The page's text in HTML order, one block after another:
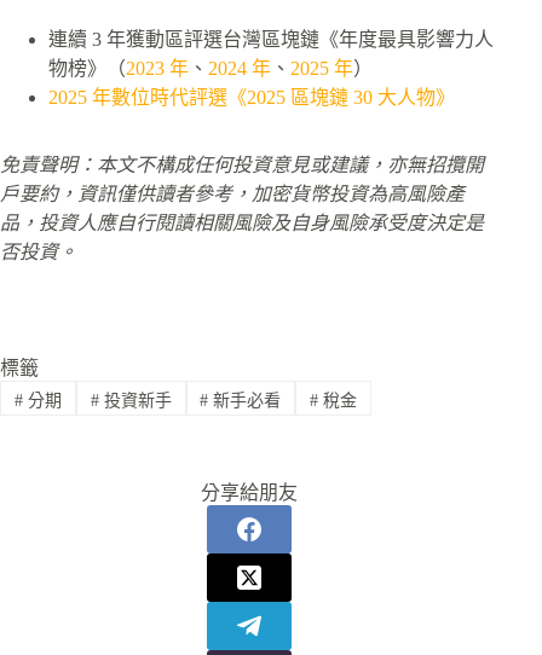
連續 3 年獲動區評選台灣區塊鏈《年度最具影響力人
物榜》（2023 年 、 2024 年 、 2025 年）
2025 年數位時代評選《2025 區塊鏈 30 大人物》
免責聲明：本文不構成任何投資意見或建議，亦無招攬開
戶要約，資訊僅供讀者參考，加密貨幣投資為高風險產
品，投資人應自行閱讀相關風險及自身風險承受度決定是
否投資。
標籤
#分期 #投資新手 # 新手必看 # 稅金
分享給朋友